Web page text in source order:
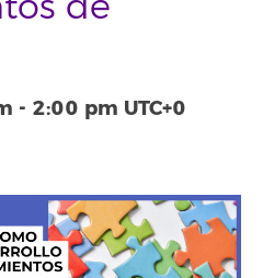
- 2:00 pm UTC+0